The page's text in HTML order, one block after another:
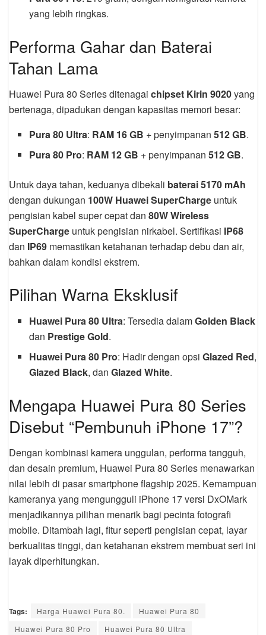
yang lebih ringkas.
Performa Gahar dan Baterai
Tahan Lama
Huawei Pura 80 Series ditenagai chipset Kirin 9020yang
bertenaga, dipadukan dengan kapasitas memori besar:
Pura 80 Ultra: RAM 16 GB + penyimpanan512 GB.
Pura 80 Pro: RAM 12 GB + penyimpanan512 GB.
Untuk daya tahan, keduanya dibekali baterai 5170 mAh
dengan dukungan 100W Huawei SuperCharge untuk
pengisian kabel super cepat dan 80W Wireless
SuperCharge untuk pengisian nirkabel. Sertifikasi IP68
dan IP69 memastikan ketahanan terhadap debu dan air,
bahkan dalam kondisi ekstrem.
Pilihan Warna Eksklusif
Huawei Pura 80 Ultra: Tersedia dalamGolden Black
dan Prestige Gold.
Huawei Pura 80 Pro: Hadir dengan opsiGlazed Red,
Glazed Black, danGlazed White.
Mengapa Huawei Pura 80 Series
Disebut “Pembunuh iPhone 17”?
Dengan kombinasi kamera unggulan, performa tangguh,
dan desain premium, Huawei Pura 80 Series menawarkan
nilai lebih di pasar smartphone flagship 2025. Kemampuan
kameranya yang mengungguli iPhone 17 versi DxOMark
menjadikannya pilihan menarik bagi pecinta fotografi
mobile. Ditambah lagi, fitur seperti pengisian cepat, layar
berkualitas tinggi, dan ketahanan ekstrem membuat seri ini
layak diperhitungkan.
Tags: Harga Huawei Pura 80.
Huawei Pura 80
Huawei Pura 80 Pro
Huawei Pura 80 Ultra